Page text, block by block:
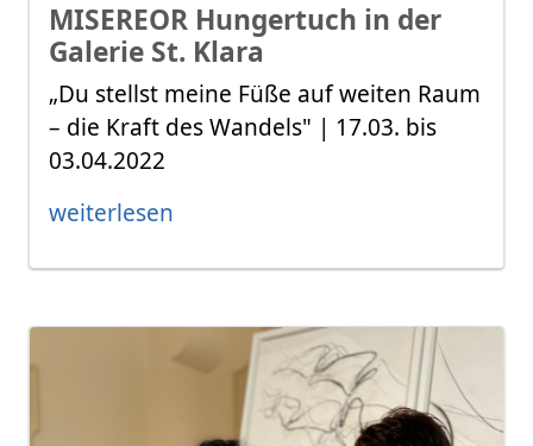
MISEREOR Hungertuch in der
Galerie St. Klara
„Du stellst meine Füße auf weiten Raum
– die Kraft des Wandels" | 17.03. bis
03.04.2022
weiterlesen